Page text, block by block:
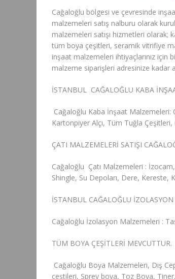
Cağaloğlu bölgesi ve çevresinde
malzemeleri satış nalburu olarak
malzemeleri satışı hizmetleri olarak;
tüm boya çeşitleri, seramik vitrifiye
inşaat malzemeleri ihtiyaçlarınız için
malzeme siparişleri adresinize kadar
İSTANBUL CAĞALOĞLU KABA
Cağaloğlu Kaba İnşaat Malzemeleri:
Kartonpiyer Alçı, Tüm Tuğla Çeşitleri,
ÇATI MALZEMELERİ SATIŞI
Cağaloğlu Çatı Malzemeleri :
Shingle, Su Depoları, Dere,
İSTANBUL CAĞALOĞLU
Cağaloğlu İzolasyon Malzemeleri :
TÜM BOYA ÇEŞİTLERİ MEVCUTTUR.
Cağaloğlu Boya Malzemeleri, Dış
çeştileri, Sprey boya, Toz Boya,